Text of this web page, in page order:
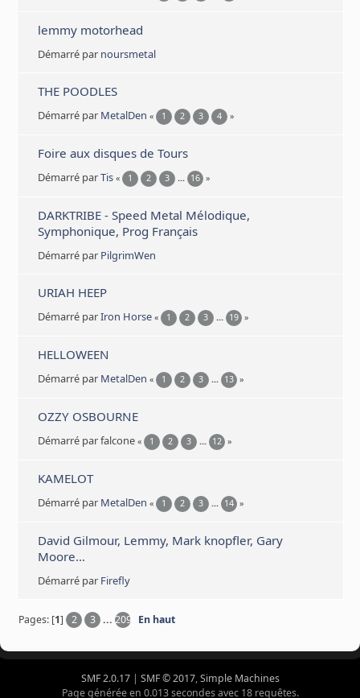
lemmy motorhead
Démarré par noursmetal
THE POODLES
Démarré par MetalDen « 1 2 3 4 »
Foire aux disques de Tours
Démarré parTis « 1 2 3 ... 16 »
DARKTRIBE - Speed Metal Mélodique,
Symphonique, Prog Français
Démarré par PilgrimWen
URIAH HEEP
Démarré parIron Horse « 1 2 3 ... 19 »
HELLOWEEN
Démarré par MetalDen « 1 2 3 ... 13 »
OZZY OSBOURNE
Démarré par falcone « 1 2 3 ... 12 »
KAMELOT
Démarré par MetalDen « 1 2 3 ... 14 »
David Gilmour, Lemmy, Mark knopfler, Gary
Moore...
Démarré par Firefly
Pages: [1] 2 3 ...209 En haut
SMF 2.0.17| SMF © 2017,Simple Machines
Page générée en 0.013 secondes avec 18 requêtes.